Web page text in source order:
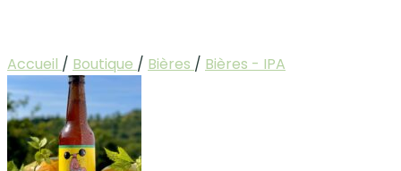
Accueil / Boutique / Bières / Bières - IPA